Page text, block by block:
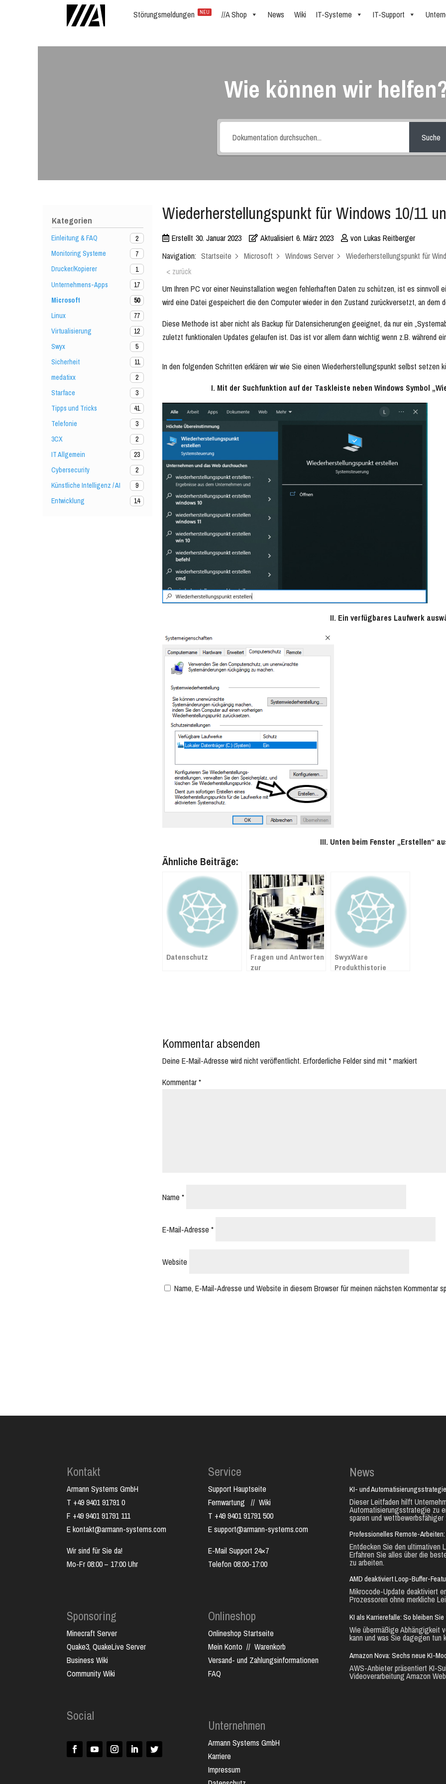
Störungsmeldungen NEU //A Shop News Wiki IT-Systeme IT-Support
Wie können wir
Suche
Kategorien
Einleitung & FAQ
2
Monitoring Systeme
7
Drucker/Kopierer
1
Unternehmens-Apps
17
Microsoft
50
Linux
77
Virtualisierung
12
Swyx
5
Sicherheit
11
medatixx
2
Starface
3
Tipps und Tricks
41
Telefonie
3
3CX
2
IT Allgemein
23
Cybersecurity
2
Künstliche Intelligenz / AI
9
Entwicklung
14
Wiederherstellungspunkt für Windows 10/11
Erstellt 30. Januar 2023 Aktualisiert 6. März 2023 von Lukas Reitberger
Navigation: Startseite Microsoft Windows Server
Wiederherstellungspunkt für
< zurück
Um Ihren PC vor einer Neuinstallation wegen fehlerhaften Daten zu schützen, ist es sinnvoll
wird eine Datei gespeichert die den Computer wieder in den Zustand zurückversetzt, an
Diese Methode ist aber nicht als Backup für Datensicherungen geeignet, da nur ein
zuletzt funktionalen Updates gelaufen ist. Das ist vor allem dann wichtig wenn z.B. während
In den folgenden Schritten erklären wir wie Sie einen Wiederherstellungspunkt selbst setzen
I. Mit der Suchfunktion auf der Taskleiste neben Windows Symbol
II. Ein verfügbares Laufwerk
III. Unten beim Fenster „Erstellen“
Ähnliche Beiträge:
Datenschutz
Fragen und Antworten
zur
SwyxWare
Produkthistorie
Kommentar absenden
Deine E-Mail-Adresse wird nicht veröffentlicht. Erforderliche Felder sind mit *markiert
Kommentar*
Name *
E-Mail-Adresse *
Website
Name, E-Mail-Adresse und Website in diesem Browser für meinen nächsten Kommentar
Kontakt
Armann Systems GmbH
T +49 9401 91791 0
F +49 9401 91791 111
E kontakt@armann-systems.com
Wir sind für Sie da!
Mo-Fr 08:00 – 17:00 Uhr
Sponsoring
Minecraft Server
Quake3, QuakeLive Server
Business Wiki
Community Wiki
Social
Service
Support Hauptseite
Fernwartung // Wiki
T +49 9401 91791 500
E support@armann-systems.com
E-Mail Support 24×7
Telefon 08:00-17:00
Onlineshop
Onlineshop Startseite
Mein Konto // Warenkorb
Versand- und Zahlungsinformationen
FAQ
Unternehmen
Armann Systems GmbH
Karriere
Impressum
News
KI- und
Dieser Leitfaden hilft
Automatisierungsstrategie zu
sparen und wettbewerbsfähiger
Professionelles Remote-
Entdecken Sie den ultimativen
Erfahren Sie alles über die
zu arbeiten.
AMD deaktiviert Loop-Buffer-
Mikrocode-Update deaktiviert
Prozessoren ohne merkliche
KI als Karrierefalle: So bleiben
Wie übermäßige Abhängigkeit
kann und was Sie dagegen tun
Amazon Nova: Sechs neue KI-
AWS-Anbieter präsentiert KI-
Videoverarbeitung Amazon